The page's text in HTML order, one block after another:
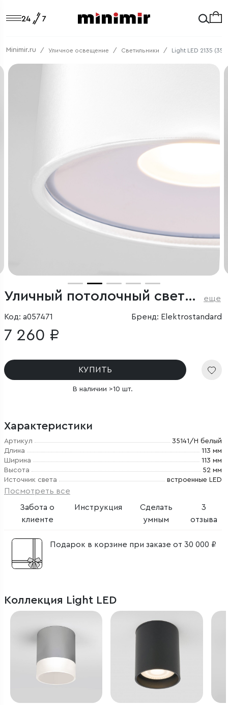
Minimir.ru Уличное освещение Светильники Light LED 2135
Уличный потолочный светильник Light LED 2135 IP65 еще
Код: a057471 Бренд: Elektrostandard
7 260 ₽
КУПИТЬ
В наличии >10 шт.
Характеристики
Артикул
35141/H белый
Длина
113 мм
Ширина
113 мм
Высота
52 мм
Источник света
встроенные LED
Посмотреть все
Забота о
клиенте
Инструкция
Сделать
умным
3
отзыва
Подарок в корзине при заказе от 30 000 ₽
Коллекция Light LED